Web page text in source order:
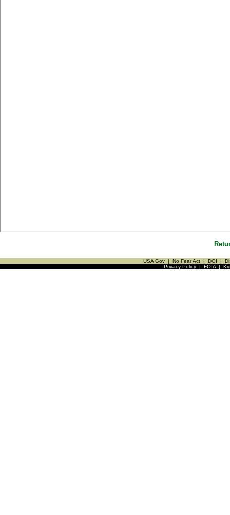
USA Gov | No Fear Act | DOI |
Privacy Policy| FOIA|